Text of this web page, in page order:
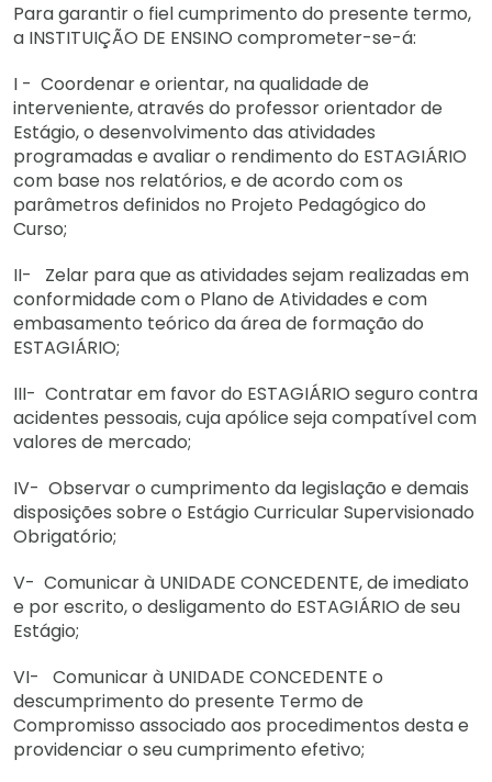
Para garantir o fiel cumprimento do presente termo,
a INSTITUIÇÃO DE ENSINO comprometer-se-á:
I - Coordenar e orientar, na qualidade de
interveniente, através do professor orientador de
Estágio, o desenvolvimento das atividades
programadas e avaliar o rendimento do ESTAGIÁRIO
com base nos relatórios, e de acordo com os
parâmetros definidos no Projeto Pedagógico do
Curso;
II- Zelar para que as atividades sejam realizadas em
conformidade com o Plano de Atividades e com
embasamento teórico da área de formação do
ESTAGIÁRIO;
III- Contratar em favor do ESTAGIÁRIO seguro contra
acidentes pessoais, cuja apólice seja compatível com
valores de mercado;
IV- Observar o cumprimento da legislação e demais
disposições sobre o Estágio Curricular Supervisionado
Obrigatório;
V- Comunicar à UNIDADE CONCEDENTE, de imediato
e por escrito, o desligamento do ESTAGIÁRIO de seu
Estágio;
VI- Comunicar à UNIDADE CONCEDENTE o
descumprimento do presente Termo de
Compromisso associado aos procedimentos desta e
providenciar o seu cumprimento efetivo;